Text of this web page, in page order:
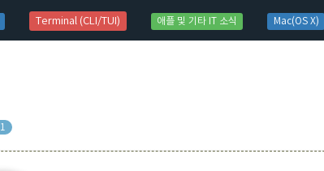
Terminal (CLI/TUI) 애플 및 기타 IT 소식 Mac(OS X)
1